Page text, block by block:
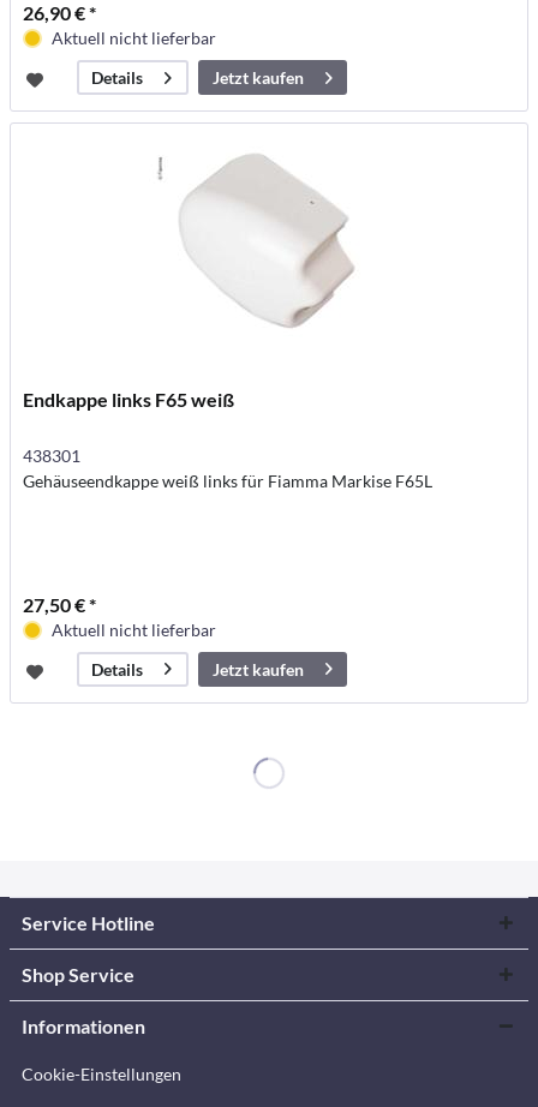
26,90 € *
Aktuell nicht lieferbar
Details
Jetzt kaufen
Endkappe links F65 weiß
438301
Gehäuseendkappe weiß links für Fiamma Markise F65L
27,50 € *
Aktuell nicht lieferbar
Details
Jetzt kaufen
Service Hotline
Shop Service
Informationen
Cookie-Einstellungen